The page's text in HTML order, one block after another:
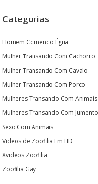
Categorias
Homem Comendo Égua
Mulher Transando Com Cachorro
Mulher Transando Com Cavalo
Mulher Transando Com Porco
Mulheres Transando Com Animais
Mulheres Transando Com Jumento
Sexo Com Animais
Videos de Zoofilia Em HD
Xvideos Zoofilia
Zoofilia Gay